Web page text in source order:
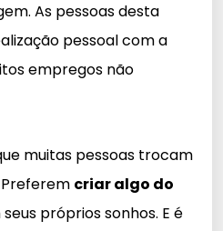
As pessoas desta
pessoal com a
empregos não
muitas pessoas trocam
criar algo do
próprios sonhos. E é